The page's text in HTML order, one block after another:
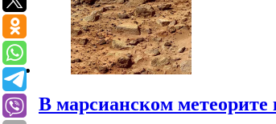
В марсианском